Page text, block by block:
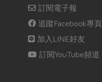
訂閱電子報
追蹤Facebook專頁
加入LINE好友
訂閱YouTube頻道